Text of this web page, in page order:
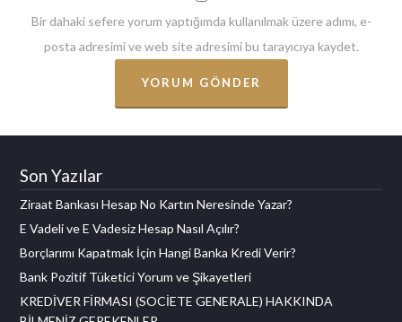
Bir dahaki sefere yorum yaptığımda kullanılmak üzere adımı, e-
posta adresimi ve web site adresimi bu tarayıcıya kaydet.
Son Yazılar
Ziraat Bankası Hesap No Kartın Neresinde Yazar?
E Vadeli ve E Vadesiz Hesap Nasıl Açılır?
Borçlarımı Kapatmak İçin Hangi Banka Kredi Verir?
Bank Pozitif Tüketici Yorum ve Şikayetleri
KREDİVER FİRMASI (SOCİETE GENERALE) HAKKINDA